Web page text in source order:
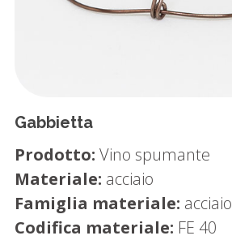
Gabbietta
Prodotto:Vino spumante
Materiale: acciaio
Famiglia materiale: acciaio
Codifica materiale: FE 40